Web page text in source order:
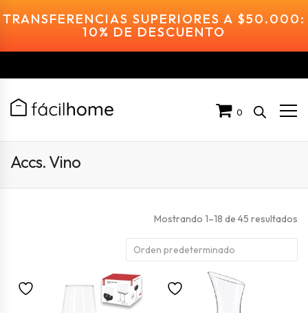
TRANSFERENCIAS SUPERIORES A $50.000:
10% DE DESCUENTO
0
Accs. Vino
Mostrando 1–18 de 45 resultados